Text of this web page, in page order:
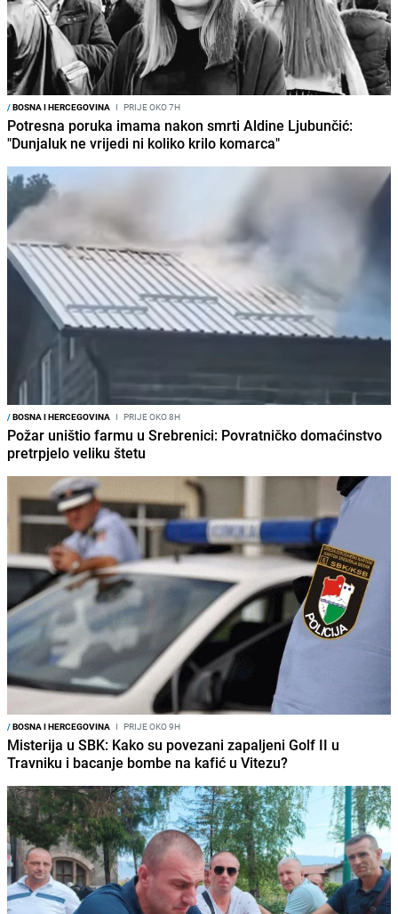
/BOSNA I HERCEGOVINA I PRIJE OKO 7H
Potresna poruka imama nakon smrti Aldine Ljubunčić:
"Dunjaluk ne vrijedi ni koliko krilo komarca"
/BOSNA I HERCEGOVINA I PRIJE OKO 8H
Požar uništio farmu u Srebrenici: Povratničko domaćinstvo
pretrpjelo veliku štetu
/BOSNA I HERCEGOVINA I PRIJE OKO 9H
Misterija u SBK: Kako su povezani zapaljeni Golf II u
Travniku i bacanje bombe na kafić u Vitezu?